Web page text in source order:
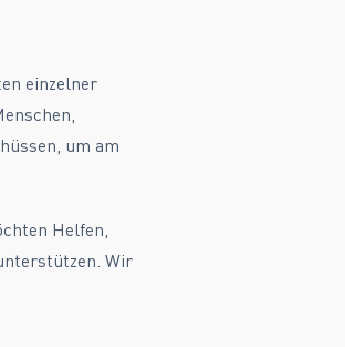
einzelner
um am
Helfen,
Wir